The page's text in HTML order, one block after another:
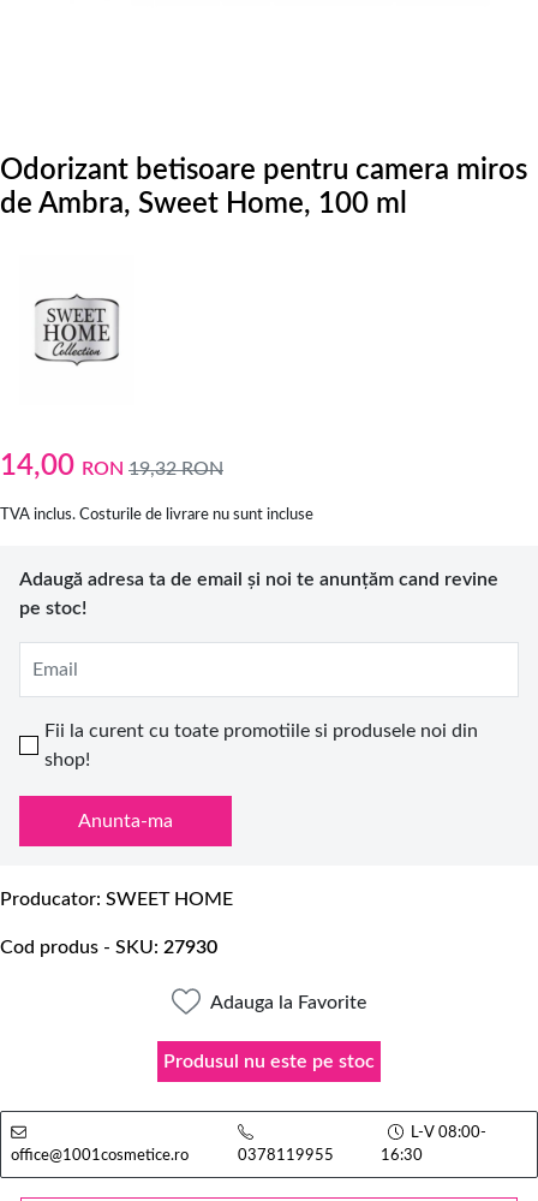
Odorizant betisoare pentru camera miros
de Ambra, Sweet Home, 100 ml
14,00 RON 19,32RON
TVA inclus. Costurile de livrare nu sunt incluse
Adaugă adresa ta de email și noi te anunțăm cand revine
pe stoc!
Email
Fii la curent cu toate promotiile si produsele noi din
shop!
Anunta-ma
Producator SWEET HOME
Cod produs - SKU 27930
Adauga la Favorite
Produsul nu este pe stoc
office@1001cosmetice.ro 0378119955
L-V 08:00-
16:30